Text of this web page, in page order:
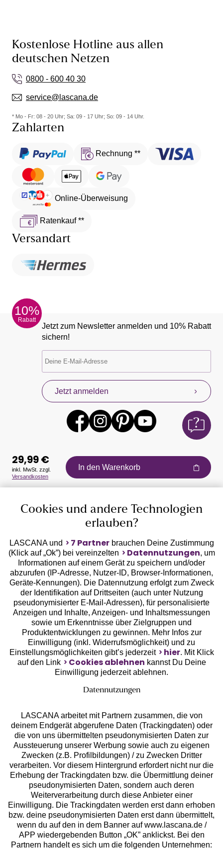
Kostenlose Hotline aus allen
deutschen Netzen
0800 - 600 40 30
service@lascana.de
* Mo - Fr: 08 - 20 Uhr; Sa: 09 - 17 Uhr; So: 09 - 14 Uhr.
Zahlarten
Rechnung **
Online-Überweisung
Ratenkauf **
Versandart
10%
Rabatt
Jetzt zum Newsletter anmelden und 10% Rabatt
sichern!
Jetzt anmelden
Auszeichnungen
Geprüfte Sicherheit
Unsere Apps
Services
Beratung
Über uns
Rechtliches
29,99 €
inkl. MwSt. zzgl.
Versandkosten
In den Warenkorb
Cookies und andere Technologien
erlauben?
LASCANA und 7 Partnerbrauchen Deine Zustimmung
(Klick auf „Ok”) bei vereinzelten
Datennutzungen, um
Informationen auf einem Gerät zu speichern und/oder
abzurufen (IP-Adresse, Nutzer-ID, Browser-Informationen,
Geräte-Kennungen). Die Datennutzung erfolgt zum Zweck
der Identifikation auf Drittseiten (auch unter Nutzung
pseudonymisierter E-Mail-Adressen), für personalisierte
Anzeigen und Inhalte, Anzeigen- und Inhaltsmessungen
sowie um Erkenntnisse über Zielgruppen und
Produktentwicklungen zu gewinnen. Mehr Infos zur
Einwilligung (inkl. Widerrufsmöglichkeit) und zu
Einstellungsmöglichkeiten gibt’s jederzeit
hier. Mit Klick
auf den Link
Cookies ablehnen kannst Du Deine
Einwilligung jederzeit ablehnen.
Datennutzungen
LASCANA arbeitet mit Partnern zusammen, die von
deinem Endgerät abgerufene Daten (Trackingdaten) oder
die von uns übermittelten pseudonymisierten Daten zur
Aussteuerung unserer Werbung sowie auch zu eigenen
Zwecken (z.B. Profilbildungen) / zu Zwecken Dritter
verarbeiten. Vor diesem Hintergrund erfordert nicht nur die
Erhebung der Trackingdaten bzw. die Übermittlung deiner
pseudonymisierten Daten, sondern auch deren
Weiterverarbeitung durch diese Anbieter einer
Einwilligung. Die Trackingdaten werden erst dann erhoben
bzw. deine pseudonymisierten Daten erst dann übermittelt,
wenn du auf den in dem Banner auf www.lascana.de /
APP wiedergebenden Button „OK” anklickst. Bei den
Partnern handelt es sich um die folgenden Unternehmen: